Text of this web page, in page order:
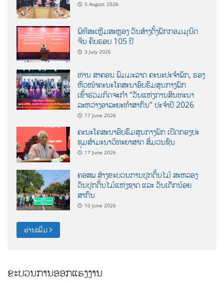
5 August 2026
ພິທີສະເຫຼີມສະຫຼອງ ວັນສ້າງຕັ້ງພັກກອມມູນິດ
ຈີນ ຄົບຮອບ 105 ປີ
3 July 2026
ທ່ານ ສາຄອນ ພົມມະລາດ ຄະນະປະຈໍາພັກ, ຮອງ
ຫົວໜ້າຄະນະໂຄສະນາອົບຮົມສູນກາງພັກ
ເຂົ້າຮ່ວມກິດຈະກຳ “ວັນແຫ່ງການສົນທະນາ
ລະຫວ່າງອາລະຍະທຳສາກົນ” ປະຈຳປີ 2026
17 June 2026
ຄະນະໂຄສະນາອົບຮົມສູນກາງພັກ ເປີດກອງປະ
ຊຸມສຳມະນາວິທະຍາສາດ ສຶ່ມວນຊົນ
17 June 2026
ຄອສພ ສ້າງຂະບວນການປູກຕົ້ນໄມ້ ສະຫລອງ
ວັນປູກຕົ້ນໄມ້ແຫ່ງຊາດ ແລະ ວັນເດັກນ້ອຍ
ສາກົນ
10 June 2026
ອ່ານເພີ່ມ
ຂະບວນການອອກແຮງງານ